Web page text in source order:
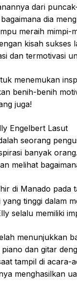
dari
dia
meraih
kisah
dan termotivasi
menemukan
benih-benih
juga!
Engelbert Lasut
seorang
banyak
melihat
di Manado pada
yang tinggi dalam
selalu memiliki
menunjukkan
dan gitar
tampil di acara-
menghasilkan